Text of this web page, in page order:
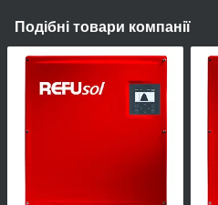
Подібні товари компанії